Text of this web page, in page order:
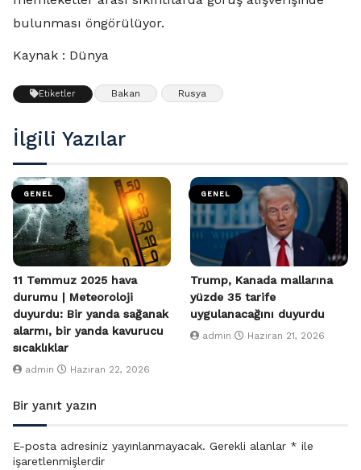
bulunması öngörülüyor.
Kaynak : Dünya
Etiketler Bakan Rusya
İlgili Yazılar
GENEL
11 Temmuz 2025 hava
durumu | Meteoroloji
duyurdu: Bir yanda sağanak
alarmı, bir yanda kavurucu
sıcaklıklar
admin Haziran 22, 2026
GENEL
Trump, Kanada mallarına
yüzde 35 tarife
uygulanacağını duyurdu
admin Haziran 21, 2026
Bir yanıt yazın
E-posta adresiniz yayınlanmayacak. Gerekli alanlar * ile
işaretlenmişlerdir